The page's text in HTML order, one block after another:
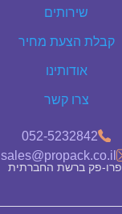
שירותים
קבלת הצעת מחיר
אודותינו
צרו קשר
052-5232842
sales@propack.co.il
פרו-פק ברשת החברתית